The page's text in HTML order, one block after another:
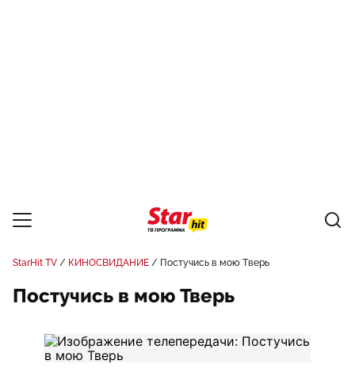
StarHit TV КИНОСВИДАНИЕ Постучись в мою Тверь
Постучись в мою Тверь